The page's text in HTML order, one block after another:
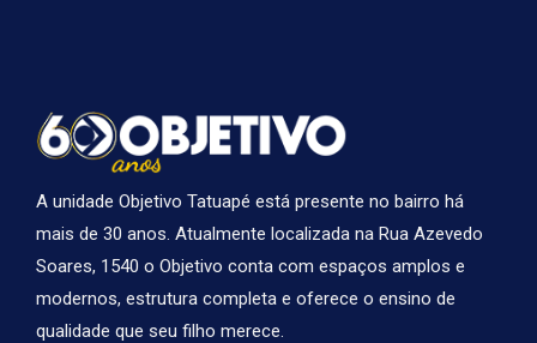
A unidade Objetivo Tatuapé está presente no bairro há
mais de 30 anos. Atualmente localizada na Rua Azevedo
Soares, 1540 o Objetivo conta com espaços amplos e
modernos, estrutura completa e oferece o ensino de
qualidade que seu filho merece.